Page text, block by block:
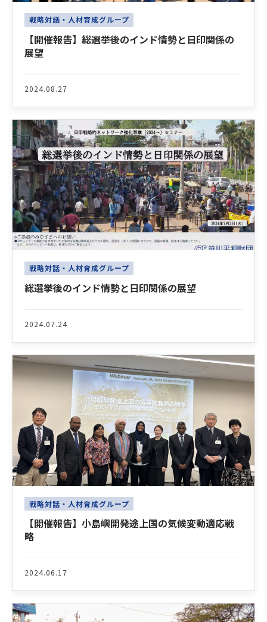
戦略対話・人材育成グループ
【開催報告】総選挙後のインド情勢と日印関係の
展望
2024.08.27
戦略対話・人材育成グループ
総選挙後のインド情勢と日印関係の展望
2024.07.24
戦略対話・人材育成グループ
【開催報告】小島嶼開発途上国の気候変動適応戦
略
2024.06.17